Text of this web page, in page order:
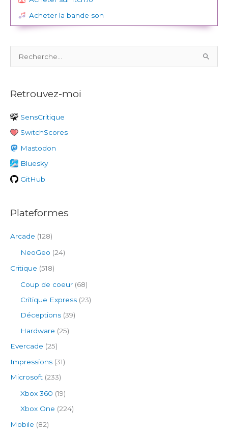
Acheter la bande son
e
h
r
c
h
e
r
Retrouvez-moi
SensCritique
SwitchScores
Mastodon
Bluesky
GitHub
Plateformes
Arcade (128)
NeoGeo (24)
Critique (518)
Coup de coeur (68)
Critique Express (23)
Déceptions (39)
Hardware (25)
Evercade (25)
Impressions (31)
Microsoft (233)
Xbox 360 (19)
Xbox One (224)
Mobile (82)